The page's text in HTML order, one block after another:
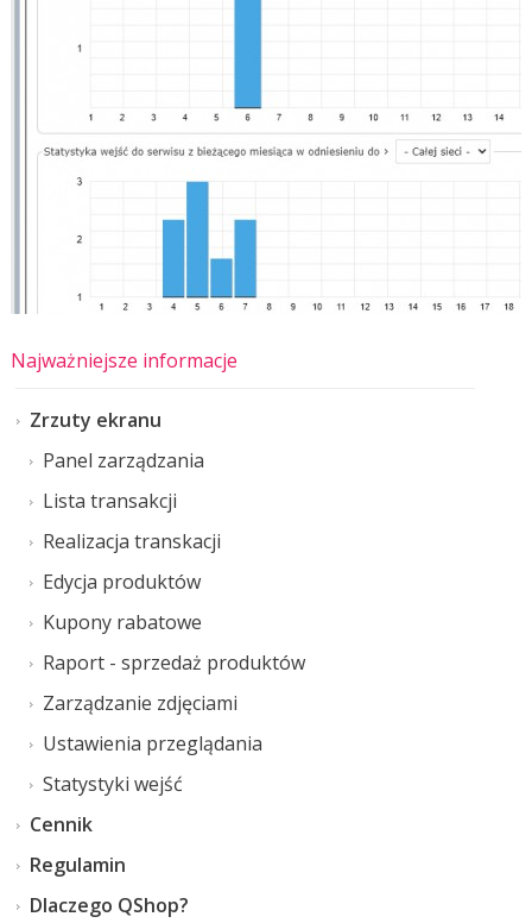
Najważniejsze informacje
Zrzuty ekranu
Panel zarządzania
Lista transakcji
Realizacja transkacji
Edycja produktów
Kupony rabatowe
Raport - sprzedaż produktów
Zarządzanie zdjęciami
Ustawienia przeglądania
Statystyki wejść
Cennik
Regulamin
Dlaczego QShop?